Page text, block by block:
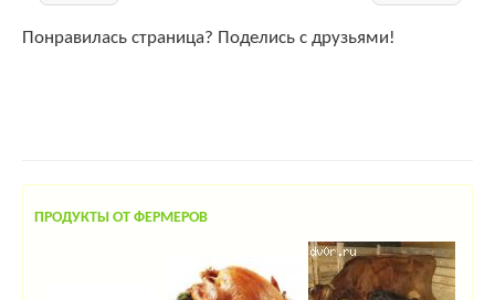
Понравилась страница? Поделись с друзьями!
ПРОДУКТЫ ОТ ФЕРМЕРОВ